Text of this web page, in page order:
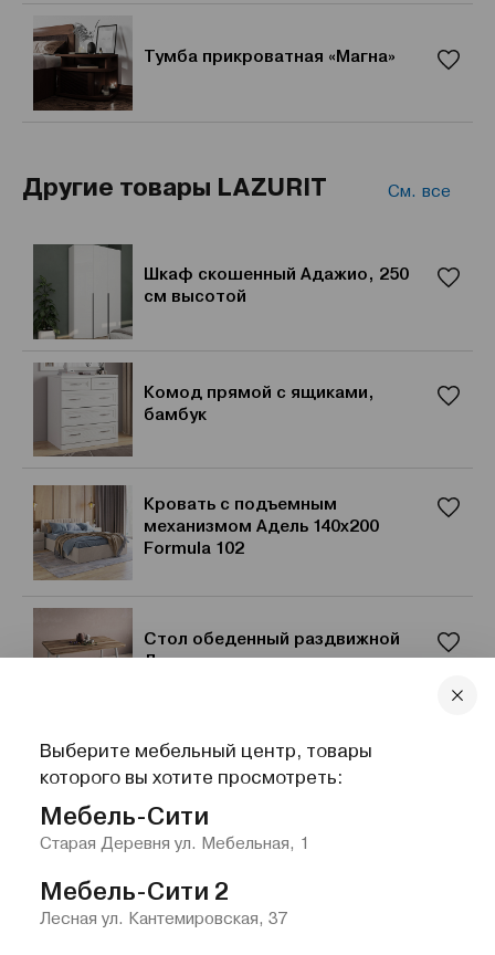
Тумба прикроватная «Магна»
Другие товары LAZURIT См. все
Шкаф скошенный Адажио, 250
см высотой
Комод прямой с ящиками,
бамбук
Кровать с подъемным
механизмом Адель 140х200
Formula 102
Стол обеденный раздвижной
Лоран
Кресло с ящиком,
искусственная замша
Выберите мебельный центр, товары
которого вы хотите просмотреть:
Мебель-Сити
Старая Деревня ул. Мебельная, 1
Мебель-Сити 2
Лесная ул. Кантемировская, 37